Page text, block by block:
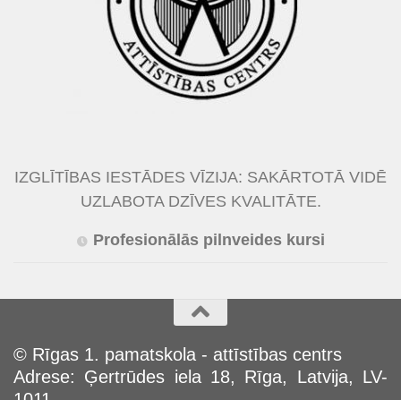
IZGLĪTĪBAS IESTĀDES VĪZIJA: SAKĀRTOTĀ VIDĒ
UZLABOTA DZĪVES KVALITĀTE.
Profesionālās pilnveides kursi
© Rīgas 1. pamatskola - attīstības centrs
Adrese: Ģertrūdes iela 18, Rīga, Latvija, LV-